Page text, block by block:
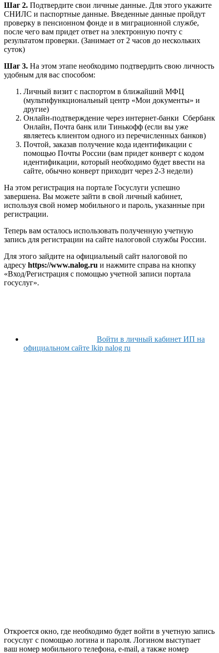
Шаг 2. Подтвердите свои личные данные. Для этого укажите
СНИЛС и паспортные данные. Введенные данные пройдут
проверку в пенсионном фонде и в миграционной службе,
после чего вам придет ответ на электронную почту с
результатом проверки. (Занимает от 2 часов до нескольких
суток)
Шаг 3. На этом этапе необходимо подтвердить свою личность
удобным для вас способом:
Личный визит с паспортом в ближайший МФЦ
(мультифункциональный центр «Мои документы» и
другие)
Онлайн-подтверждение через интернет-банки Сбербанк
Онлайн, Почта банк или Тинькофф (если вы уже
являетесь клиентом одного из перечисленных банков)
Почтой, заказав получение кода идентификации с
помощью Почты России (вам придет конверт с кодом
идентификации, который необходимо будет ввести на
сайте, обычно конверт приходит через 2-3 недели)
На этом регистрация на портале Госуслуги успешно
завершена. Вы можете зайти в свой личный кабинет,
используя свой номер мобильного и пароль, указанные при
регистрации.
Теперь вам осталось использовать полученную учетную
запись для регистрации на сайте налоговой службы России.
Для этого зайдите на официальный сайт налоговой по
адресу https://www.nalog.ru и нажмите справа на кнопку
«Вход/Регистрация с помощью учетной записи портала
госуслуг».
Войти в личный кабинет ИП на
официальном сайте lkip nalog ru
Откроется окно, где необходимо будет войти в учетную запись
госуслуг с помощью логина и пароля. Логином выступает
ваш номер мобильного телефона, e-mail, а также номер